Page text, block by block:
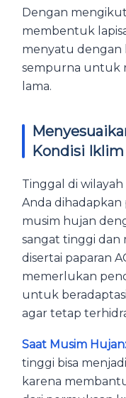
Dengan
membentuk
menyatu dengan
sempurna untuk
lama.
Kondisi
Tinggal di
Anda dihadapkan
musim hujan
sangat tinggi dan
disertai paparan
memerlukan
untuk
agar tetap
Saat Musim Hujan:
tinggi bisa
karena